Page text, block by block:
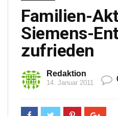
Familien-
Siemens-
zufrieden
Redaktion
14. Januar 2011